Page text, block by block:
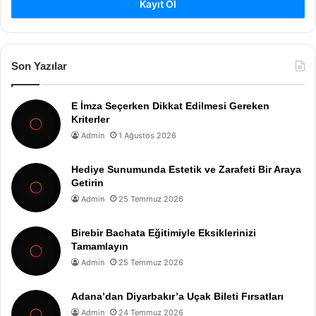
Kayıt Ol
Son Yazılar
E İmza Seçerken Dikkat Edilmesi Gereken
Kriterler
Admin 1 Ağustos 2026
Hediye Sunumunda Estetik ve Zarafeti Bir Araya
Getirin
Admin 25 Temmuz 2026
Birebir Bachata Eğitimiyle Eksiklerinizi
Tamamlayın
Admin 25 Temmuz 2026
Adana’dan Diyarbakır’a Uçak Bileti Fırsatları
Admin 24 Temmuz 2026